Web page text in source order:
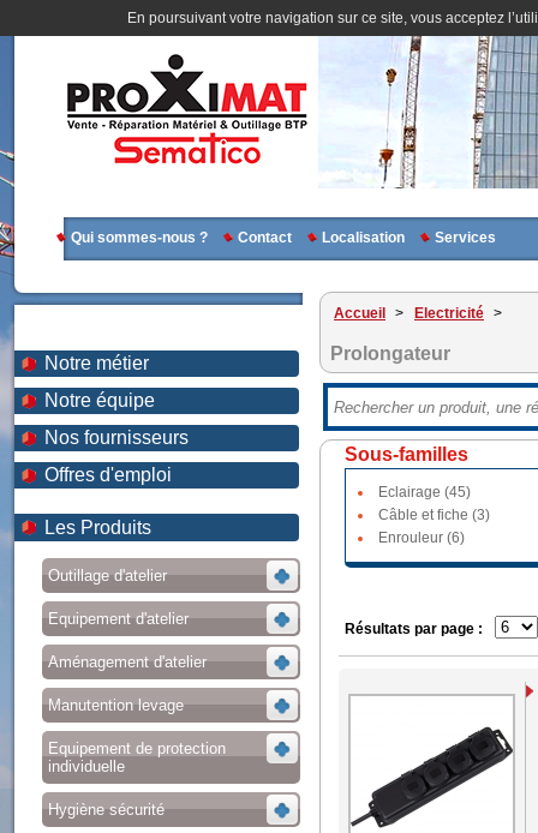
En poursuivant votre navigation sur ce site, vous acceptez
Qui sommes-nous ? Contact Localisation Services
Notre métier
Notre équipe
Nos fournisseurs
Offres d'emploi
Les Produits
Outillage d'atelier
Equipement d'atelier
Aménagement d'atelier
Manutention levage
Equipement de protection
individuelle
Hygiène sécurité
Accueil > Electricité >
Prolongateur
Sous-familles
Eclairage (45)
Câble et fiche (3)
Enrouleur (6)
Résultats par page :